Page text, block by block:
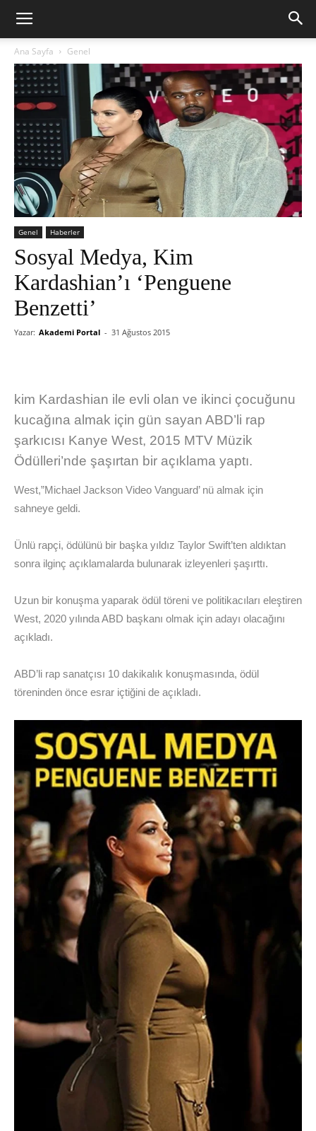
Ana Sayfa Genel
Genel Haberler
Sosyal Medya, Kim
Kardashian’ı ‘Penguene
Benzetti’
Yazar: Akademi Portal - 31 Ağustos 2015
kim Kardashian ile evli olan ve ikinci çocuğunu
kucağına almak için gün sayan ABD’li rap
şarkıcısı Kanye West, 2015 MTV Müzik
Ödülleri’nde şaşırtan bir açıklama yaptı.
West,”Michael Jackson Video Vanguard’ nü almak için
sahneye geldi.
Ünlü rapçi, ödülünü bir başka yıldız Taylor Swift’ten aldıktan
sonra ilginç açıklamalarda bulunarak izleyenleri şaşırttı.
Uzun bir konuşma yaparak ödül töreni ve politikacıları eleştiren
West, 2020 yılında ABD başkanı olmak için adayı olacağını
açıkladı.
ABD’li rap sanatçısı 10 dakikalık konuşmasında, ödül
töreninden önce esrar içtiğini de açıkladı.